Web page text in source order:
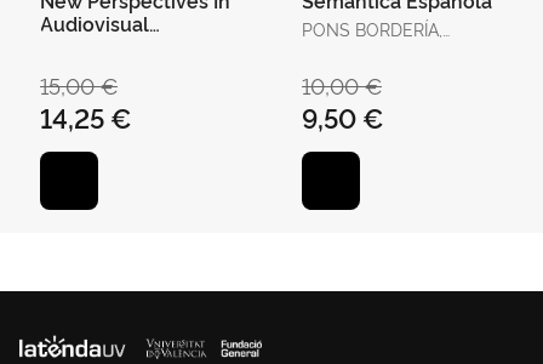
Audiovisual
15,00 €
14,25 €
PONS BORDERÍA,
10,00 €
9,50 €